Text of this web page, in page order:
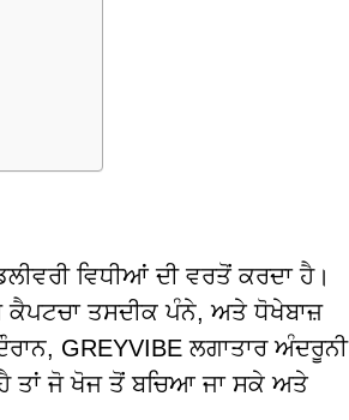
ਵਿਧੀਆਂ ਦੀ ਵਰਤੋਂ ਕਰਦਾ ਹੈ।
ਕੈਪਟਚਾ ਤਸਦੀਕ ਪੰਨੇ, ਅਤੇ ਧੋਖੇਬਾਜ਼
GREYVIBE ਲਗਾਤਾਰ ਅੰਦਰੂਨੀ
ਤਾਂ ਜੋ ਖੋਜ ਤੋਂ ਬਚਿਆ ਜਾ ਸਕੇ ਅਤੇ